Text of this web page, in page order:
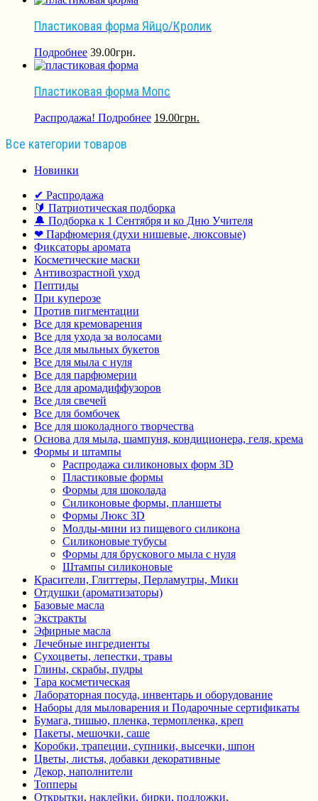
Пластиковая форма Яйцо/Кролик
Подробнее 39.00грн.
Пластиковая форма Мопс
Распродажа! Подробнее 19.00грн.
Все категории товаров
Новинки
✔ Распродажа
🔰 Патриотическая подборка
🔔 Подборка к 1 Сентября и ко Дню Учителя
❤ Парфюмерия (духи нишевые, люксовые)
Фиксаторы аромата
Косметические маски
Антивозрастной уход
Пептиды
При куперозе
Против пигментации
Все для кремоварения
Все для ухода за волосами
Все для мыльных букетов
Все для мыла с нуля
Все для парфюмерии
Все для аромадиффузоров
Все для свечей
Все для бомбочек
Все для шоколадного творчества
Основа для мыла, шампуня, кондиционера, геля, крема
Формы и штампы
Распродажа силиконовых форм 3D
Пластиковые формы
Формы для шоколада
Силиконовые формы, планшеты
Формы Люкс 3D
Молды-мини из пищевого силикона
Силиконовые тубусы
Формы для брускового мыла с нуля
Штампы силиконовые
Красители, Глиттеры, Перламутры, Мики
Отдушки (ароматизаторы)
Базовые масла
Экстракты
Эфирные масла
Лечебные ингредиенты
Сухоцветы, лепестки, травы
Глины, скрабы, пудры
Тара косметическая
Лабораторная посуда, инвентарь и оборудование
Наборы для мыловарения и Подарочные сертификаты
Бумага, тишью, пленка, термопленка, креп
Пакеты, мешочки, саше
Коробки, трапеции, супники, высечки, шпон
Цветы, листья, добавки декоративные
Декор, наполнители
Топперы
Открытки, наклейки, бирки, подложки,